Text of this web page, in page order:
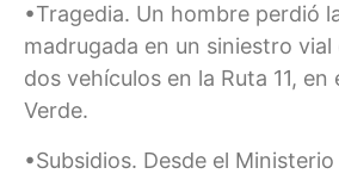
•Tragedia. Un hombre perdió
madrugada en un siniestro
dos vehículos en la Ruta 11, en
Verde.
•Subsidios. Desde el